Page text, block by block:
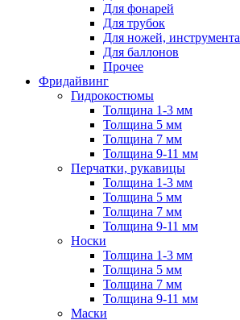
Для фонарей
Для трубок
Для ножей, инструмента
Для баллонов
Прочее
Фридайвинг
Гидрокостюмы
Толщина 1-3 мм
Толщина 5 мм
Толщина 7 мм
Толщина 9-11 мм
Перчатки, рукавицы
Толщина 1-3 мм
Толщина 5 мм
Толщина 7 мм
Толщина 9-11 мм
Носки
Толщина 1-3 мм
Толщина 5 мм
Толщина 7 мм
Толщина 9-11 мм
Маски